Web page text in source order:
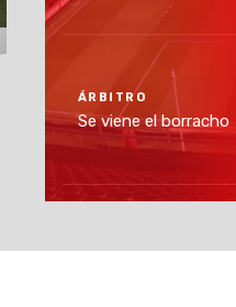
ÁRBITRO
Se viene el borracho